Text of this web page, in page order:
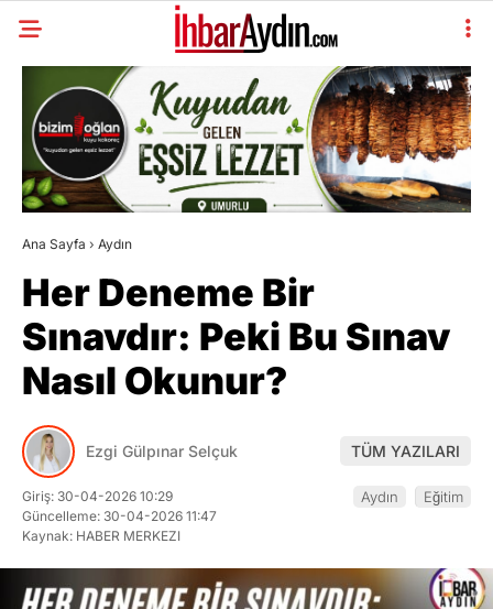
Ana Sayfa › Aydın
Her Deneme Bir
Sınavdır: Peki Bu Sınav
Nasıl Okunur?
Ezgi Gülpınar Selçuk TÜM YAZILARI
Giriş: 30-04-2026 10:29
Güncelleme: 30-04-2026 11:47
Kaynak: HABER MERKEZI
Aydın Eğitim